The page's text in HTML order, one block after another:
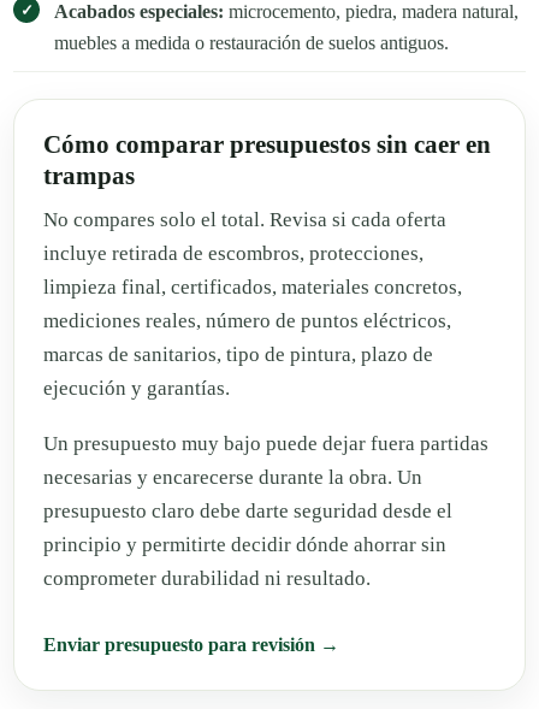
Acabados especiales: microcemento, piedra, madera natural,
muebles a medida o restauración de suelos antiguos.
Cómo comparar presupuestos sin caer en
trampas
No compares solo el total. Revisa si cada oferta
incluye retirada de escombros, protecciones,
limpieza final, certificados, materiales concretos,
mediciones reales, número de puntos eléctricos,
marcas de sanitarios, tipo de pintura, plazo de
ejecución y garantías.
Un presupuesto muy bajo puede dejar fuera partidas
necesarias y encarecerse durante la obra. Un
presupuesto claro debe darte seguridad desde el
principio y permitirte decidir dónde ahorrar sin
comprometer durabilidad ni resultado.
Enviar presupuesto para revisión →